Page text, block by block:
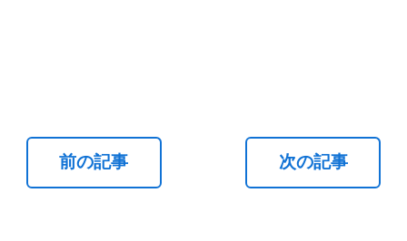
前の記事 次の記事